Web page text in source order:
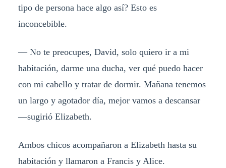
tipo de persona hace algo así? Esto es
inconcebible.
— No te preocupes, David, solo quiero ir a mi
habitación, darme una ducha, ver qué puedo hacer
con mi cabello y tratar de dormir. Mañana tenemos
un largo y agotador día, mejor vamos a descansar
—sugirió Elizabeth.
Ambos chicos acompañaron a Elizabeth hasta su
habitación y llamaron a Francis y Alice.